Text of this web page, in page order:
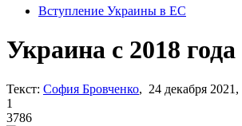
Вступление Украины в ЕС
Украина с 2018
Текст: София Бровченко, 24 декабря 2021,
1
3786